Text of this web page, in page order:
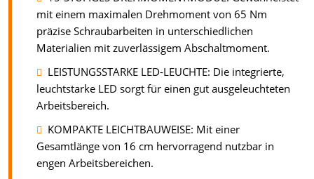
mit einem maximalen Drehmoment von 65 Nm
präzise Schraubarbeiten in unterschiedlichen
Materialien mit zuverlässigem Abschaltmoment.
LEISTUNGSSTARKE LED-LEUCHTE: Die integrierte,
leuchtstarke LED sorgt für einen gut ausgeleuchteten
Arbeitsbereich.
KOMPAKTE LEICHTBAUWEISE: Mit einer
Gesamtlänge von 16 cm hervorragend nutzbar in
engen Arbeitsbereichen.